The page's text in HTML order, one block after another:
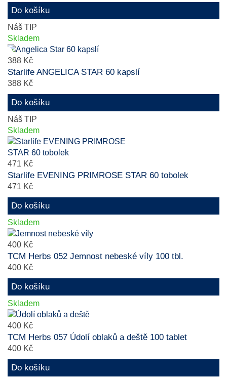
Do košíku
Náš TIP
Skladem
388 Kč
Starlife ANGELICA STAR 60 kapslí
388 Kč
Do košíku
Náš TIP
Skladem
471 Kč
Starlife EVENING PRIMROSE STAR 60 tobolek
471 Kč
Do košíku
Skladem
400 Kč
TCM Herbs 052 Jemnost nebeské víly 100 tbl.
400 Kč
Do košíku
Skladem
400 Kč
TCM Herbs 057 Údolí oblaků a deště 100 tablet
400 Kč
Do košíku